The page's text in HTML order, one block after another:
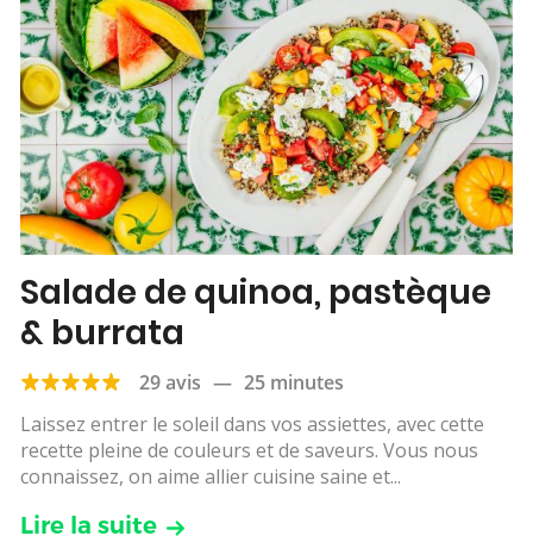
Salade de quinoa, pastèque
& burrata
29 avis — 25 minutes
Laissez entrer le soleil dans vos assiettes, avec cette
recette pleine de couleurs et de saveurs. Vous nous
connaissez, on aime allier cuisine saine et...
Lire la suite